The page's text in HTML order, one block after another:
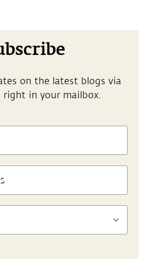
on the latest blogs via
right in your mailbox.